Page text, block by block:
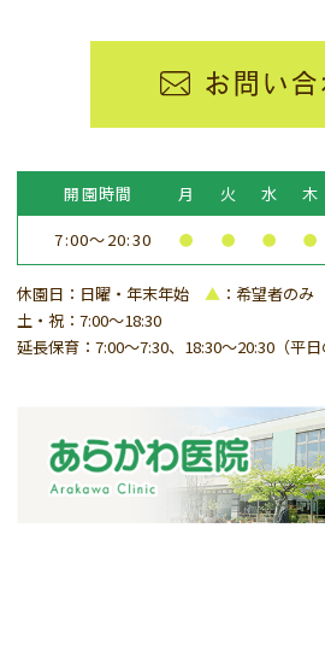
お問い合
開園時間 月 火 水 木
7:00～20:30
● ● ● ●
休園日：日曜・年末年始▲ ：希望者のみ
土・祝：7:00～18:30
延長保育：7:00～7:30、18:30～20:30（平日